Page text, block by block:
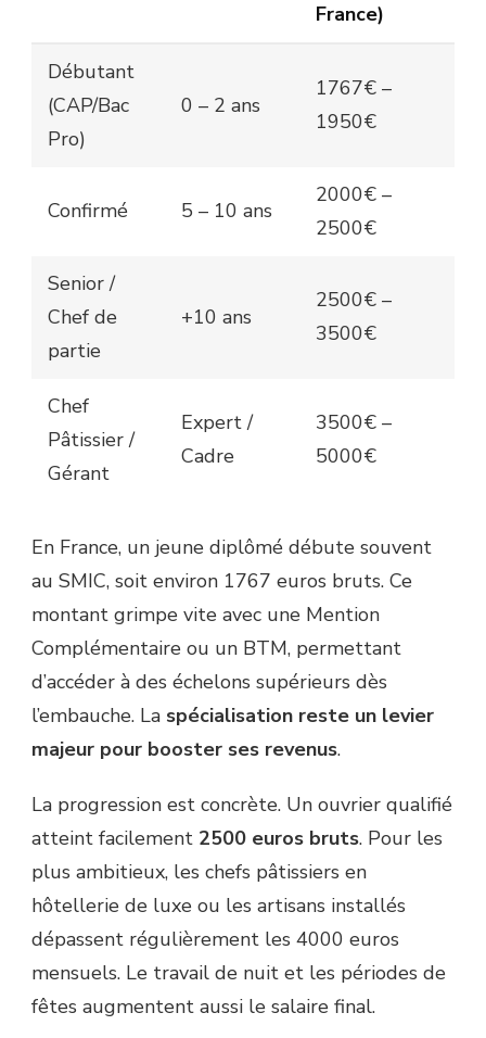
France)
Débutant
(CAP/Bac
Pro)
0 – 2 ans
1767€ –
1950€
Confirmé 5 – 10 ans
2000€ –
2500€
Senior /
Chef de
partie
+10 ans
2500€ –
3500€
Chef
Pâtissier /
Gérant
Expert /
Cadre
3500€ –
5000€
En France, un jeune diplômé débute souvent
au SMIC, soit environ 1767 euros bruts. Ce
montant grimpe vite avec une Mention
Complémentaire ou un BTM, permettant
d’accéder à des échelons supérieurs dès
l’embauche. La spécialisation reste un levier
majeur pour booster ses revenus.
La progression est concrète. Un ouvrier qualifié
atteint facilement 2500 euros bruts. Pour les
plus ambitieux, les chefs pâtissiers en
hôtellerie de luxe ou les artisans installés
dépassent régulièrement les 4000 euros
mensuels. Le travail de nuit et les périodes de
fêtes augmentent aussi le salaire final.